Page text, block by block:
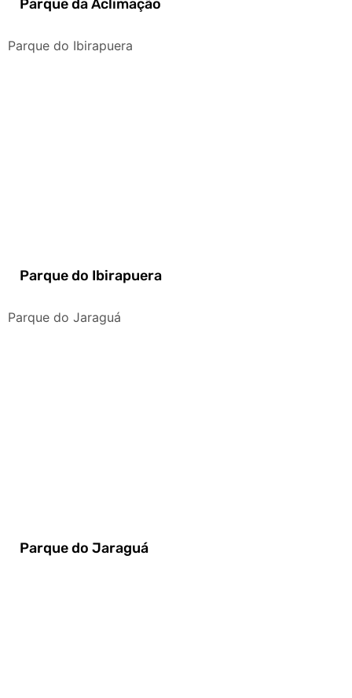
Parque da Aclimação
Parque do Ibirapuera
Parque do Ibirapuera
Parque do Jaraguá
Parque do Jaraguá